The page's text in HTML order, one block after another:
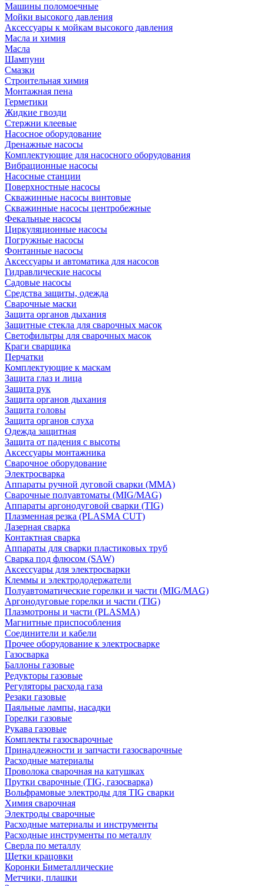
Машины поломоечные
Мойки высокого давления
Аксессуары к мойкам высокого давления
Масла и химия
Масла
Шампуни
Смазки
Строительная химия
Монтажная пена
Герметики
Жидкие гвозди
Стержни клеевые
Насосное оборудование
Дренажные насосы
Комплектующие для насосного оборудования
Вибрационные насосы
Насосные станции
Поверхностные насосы
Скважинные насосы винтовые
Скважинные насосы центробежные
Фекальные насосы
Циркуляционные насосы
Погружные насосы
Фонтанные насосы
Аксессуары и автоматика для насосов
Гидравлические насосы
Садовые насосы
Средства защиты, одежда
Сварочные маски
Защита органов дыхания
Защитные стекла для сварочных масок
Светофильтры для сварочных масок
Краги сварщика
Перчатки
Комплектующие к маскам
Защита глаз и лица
Защита рук
Защита органов дыхания
Защита головы
Защита органов слуха
Одежда защитная
Защита от падения с высоты
Аксессуары монтажника
Сварочное оборудование
Электросварка
Аппараты ручной дуговой сварки (MMA)
Сварочные полуавтоматы (MIG/MAG)
Аппараты аргонодуговой сварки (TIG)
Плазменная резка (PLASMA CUT)
Лазерная сварка
Контактная сварка
Аппараты для сварки пластиковых труб
Сварка под флюсом (SAW)
Аксессуары для электросварки
Клеммы и электрододержатели
Полуавтоматические горелки и части (MIG/MAG)
Аргонодуговые горелки и части (TIG)
Плазмотроны и части (PLASMA)
Магнитные приспособления
Соединители и кабели
Прочее оборудование к электросварке
Газосварка
Баллоны газовые
Редукторы газовые
Регуляторы расхода газа
Резаки газовые
Паяльные лампы, насадки
Горелки газовые
Рукава газовые
Комплекты газосварочные
Принадлежности и запчасти газосварочные
Расходные материалы
Проволока сварочная на катушках
Прутки сварочные (TIG, газосварка)
Вольфрамовые электроды для TIG сварки
Химия сварочная
Электроды сварочные
Расходные материалы и инструменты
Расходные инструменты по металлу
Сверла по металлу
Щетки крацовки
Коронки Биметаллические
Метчики, плашки